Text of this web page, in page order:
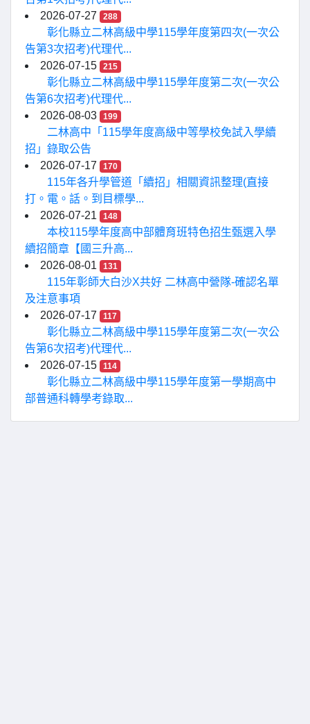
2026-07-27
288
彰化縣立二林高級中學115學年度第四次(一次公
告第3次招考)代理代...
2026-07-15
215
彰化縣立二林高級中學115學年度第二次(一次公
告第6次招考)代理代...
2026-08-03
199
二林高中「115學年度高級中等學校免試入學續
招」錄取公告
2026-07-17
170
115年各升學管道「續招」相關資訊整理(直接
打。電。話。到目標學...
2026-07-21
148
本校115學年度高中部體育班特色招生甄選入學
續招簡章【國三升高...
2026-08-01
131
115年彰師大白沙X共好 二林高中營隊-確認名單
及注意事項
2026-07-17
117
彰化縣立二林高級中學115學年度第二次(一次公
告第6次招考)代理代...
2026-07-15
114
彰化縣立二林高級中學115學年度第一學期高中
部普通科轉學考錄取...